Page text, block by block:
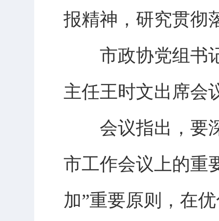
报精神，研究贯彻
市政协党组书记
主任王时文出席会
会议指出，要深
市工作会议上的重
加”重要原则，在